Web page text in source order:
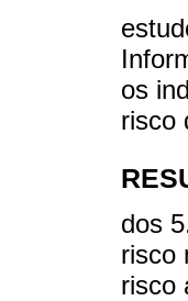
os
risco
dos
risco
risco